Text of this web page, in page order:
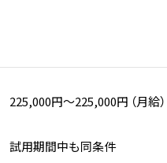
225,000円〜225,000円 （月給）
試用期間中も同条件